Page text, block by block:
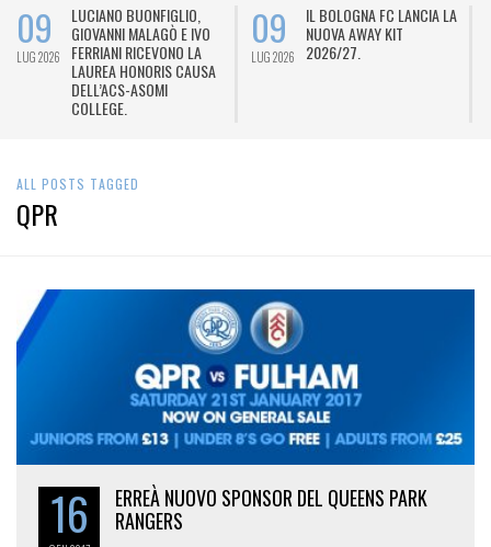
09
LUG 2026
LUCIANO BUONFIGLIO,
GIOVANNI MALAGÒ E IVO
FERRIANI RICEVONO LA
LAUREA HONORIS CAUSA
DELL’ACS-ASOMI
COLLEGE.
09
LUG 2026
IL BOLOGNA FC LANCIA LA
NUOVA AWAY KIT
2026/27.
ALL POSTS TAGGED
QPR
16
ERREÀ NUOVO SPONSOR DEL QUEENS PARK
RANGERS